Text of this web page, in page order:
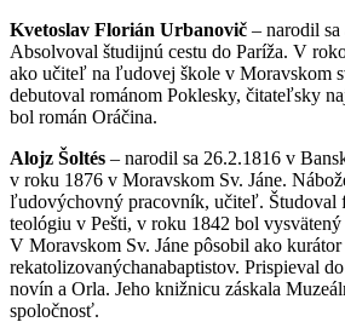
Kvetoslav Florián Urbanovič – narodil
Absolvoval študijnú cestu do Paríža. V
ako učiteľ na ľudovej škole v Moravskom
debutoval románom Poklesky, čitateľsky
bol román Oráčina.
Alojz Šoltés – narodil sa 26.2.1816 v
v roku 1876 v Moravskom Sv. Jáne.
ľudovýchovný pracovník, učiteľ. Študoval
teológiu v Pešti, v roku 1842 bol vysvätený
V Moravskom Sv. Jáne pôsobil ako kurátor
rekatolizovanýchanabaptistov. Prispieval
novín a Orla. Jeho knižnicu záskala
spoločnosť.